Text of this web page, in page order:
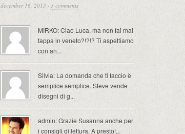
december 16, 2013 · 3 comments
MIRKO: Ciao Luca, ma non fai mai
tappa in veneto?!?!? Ti aspettiamo
con an...
Silvia: La domanda che ti faccio è
semplice semplice. Steve vende
disegni di g...
admin: Grazie Susanna anche per
i consigli di lettura. A presto!...